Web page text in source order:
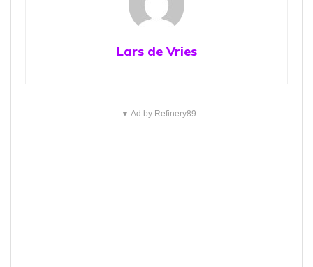
Lars de Vries
▼ Ad by Refinery89